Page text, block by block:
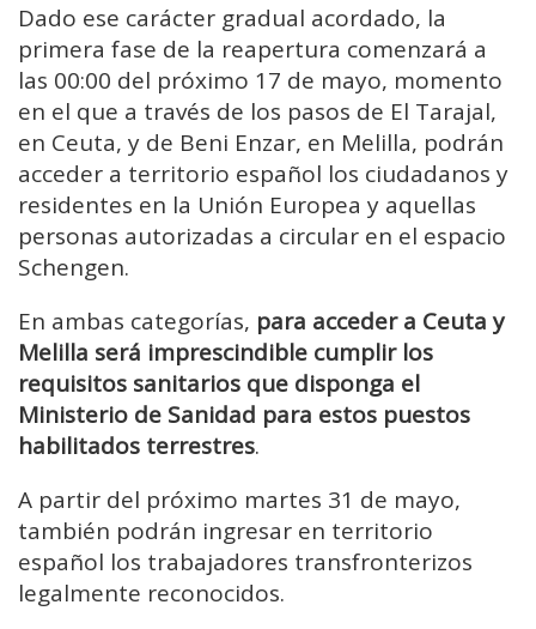
Dado ese carácter gradual acordado, la
primera fase de la reapertura comenzará a
las 00:00 del próximo 17 de mayo, momento
en el que a través de los pasos de El Tarajal,
en Ceuta, y de Beni Enzar, en Melilla, podrán
acceder a territorio español los ciudadanos y
residentes en la Unión Europea y aquellas
personas autorizadas a circular en el espacio
Schengen.
En ambas categorías, para acceder a Ceuta y
Melilla será imprescindible cumplir los
requisitos sanitarios que disponga el
Ministerio de Sanidad para estos puestos
habilitados terrestres.
A partir del próximo martes 31 de mayo,
también podrán ingresar en territorio
español los trabajadores transfronterizos
legalmente reconocidos.